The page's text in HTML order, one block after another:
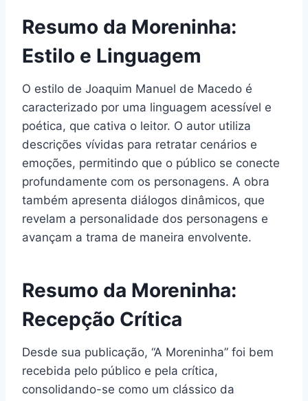
Resumo da Moreninha:
Estilo e Linguagem
O estilo de Joaquim Manuel de Macedo é
caracterizado por uma linguagem acessível e
poética, que cativa o leitor. O autor utiliza
descrições vívidas para retratar cenários e
emoções, permitindo que o público se conecte
profundamente com os personagens. A obra
também apresenta diálogos dinâmicos, que
revelam a personalidade dos personagens e
avançam a trama de maneira envolvente.
Resumo da Moreninha:
Recepção Crítica
Desde sua publicação, “A Moreninha” foi bem
recebida pelo público e pela crítica,
consolidando-se como um clássico da